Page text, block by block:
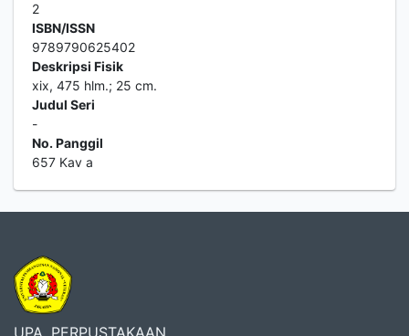
2
ISBN/ISSN
9789790625402
Deskripsi Fisik
xix, 475 hlm.; 25 cm.
Judul Seri
-
No. Panggil
657 Kav a